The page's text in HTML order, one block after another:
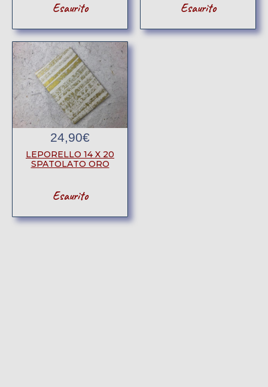
Esaurito Esaurito
24,90€
LEPORELLO 14 X 20
SPATOLATO ORO
Esaurito